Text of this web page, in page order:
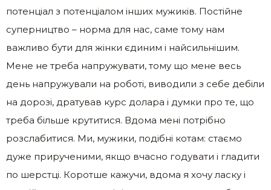
потенціал з потенціалом інших мужиків. Постійне
суперництво – норма для нас, саме тому нам
важливо бути для жінки єдиним і найсильнішим.
Мене не треба напружувати, тому що мене весь
день напружували на роботі, виводили з себе дебіли
на дорозі, дратував курс долара і думки про те, що
треба більше крутитися. Вдома мені потрібно
розслабитися. Ми, мужики, подібні котам: стаємо
дуже прирученими, якщо вчасно годувати і гладити
по шерстці. Коротше кажучи, вдома я хочу ласку і